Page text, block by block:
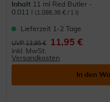
Inhalt 11 ml Red Butler -
0.011 l
(1.086,36 € / 1 l)
Lieferzeit 1-2 Tage
UVP 13,95 € 11,95 €
inkl. MwSt.
Versandkosten
In den